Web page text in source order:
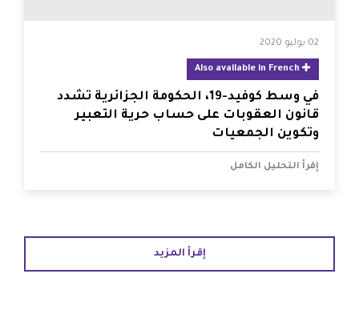
02 يوليو 2020
في وسط كوفيد-19، الحكومة الجزائرية تشدد
قانون العقوبات على حساب حرية التعبير
وتكوين الجمعيات
إقرأ التحليل الكامل
إقرأ المزيد